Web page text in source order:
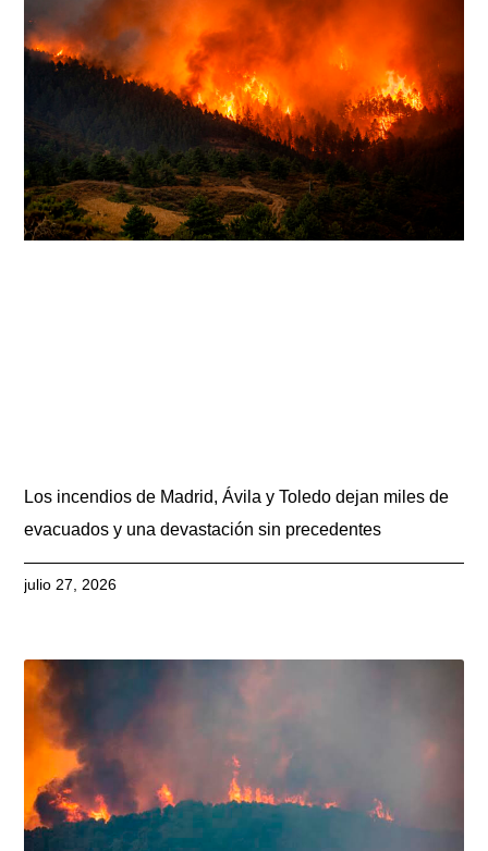
Los incendios de Madrid, Ávila y Toledo dejan miles de
evacuados y una devastación sin precedentes
julio 27, 2026